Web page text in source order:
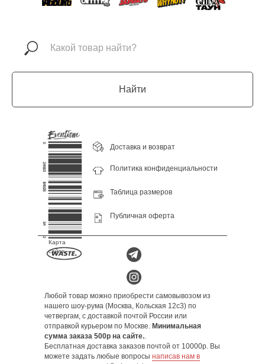
Найти
Доставка и возврат
Политика конфиденциальности
Публичная оферта
Таблица размеров
Любой товар можно приобрести самовывозом из
нашего шоу-рума (Москва, Кольская 12с3) по
четвергам, с доставкой почтой России или
отправкой курьером по Москве. Минимальная
сумма заказа 500р на сайте..
Бесплатная доставка заказов почтой от 10000р. Вы
можете задать любые вопросы написав нам в
Карта
сайта